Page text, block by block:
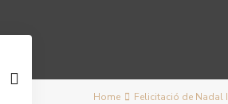
Home Felicitació de Nadal